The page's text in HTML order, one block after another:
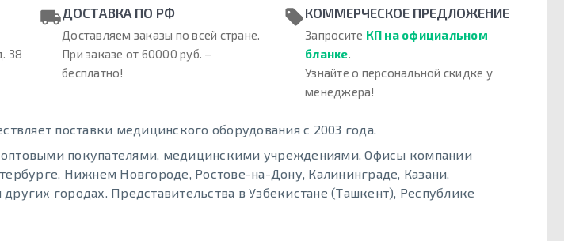
38
ДОСТАВКА ПО РФ
Доставляем заказы по всей стране.
При заказе от 60000 руб. –
бесплатно!
КОММЕРЧЕСКОЕ ПРЕДЛОЖЕНИЕ
Запросите КП на официальном
бланке.
Узнайте о персональной скидке у
менеджера!
поставки медицинского оборудования с 2003 года.
покупателями, медицинскими учреждениями. Офисы компании
Нижнем Новгороде, Ростове-на-Дону, Калининграде, Казани,
городах. Представительства в Узбекистане (Ташкент), Республике